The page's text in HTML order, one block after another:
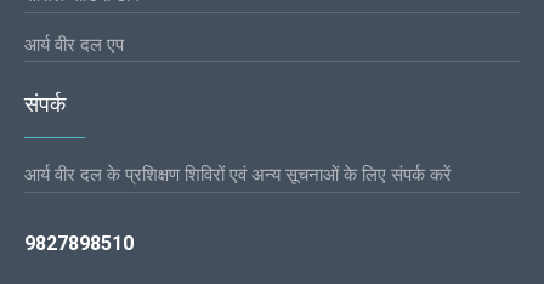
आर्य वीर दल एप
संपर्क
आर्य वीर दल के प्रशिक्षण शिविरों एवं अन्य सूचनाओं के लिए संपर्क करें
9827898510